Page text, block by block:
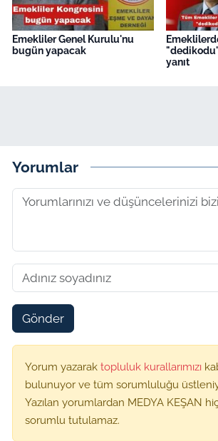
Emekliler Genel Kurulu'nu
bugün yapacak
yanıt
Yorumlar
Gönder
Yorum yazarak topluluk kurallarımızı
bulunuyor ve tüm sorumluluğu
Yazılan yorumlardan MEDYA KEŞAN
sorumlu tutulamaz.